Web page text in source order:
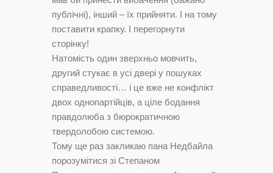
публічні), інший – їх прийняти. І на тому
поставити крапку. І перегорнути
сторінку!
Натомість один зверхньо мовчить,
другий стукає в усі двері у пошуках
справедливості… і це вже не конфлікт
двох однопартійців, а ціле бодання
правдолюба з бюрократичною
твердолобою системою.
Тому ще раз закликаю пана Недбайла
порозумітися зі Степаном